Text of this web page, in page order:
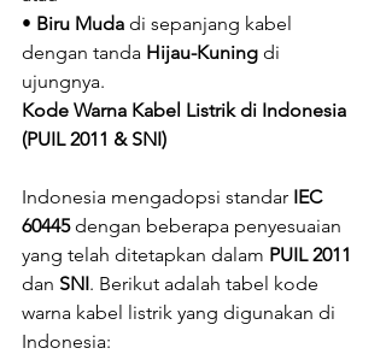
• Biru Muda di sepanjang kabel
dengan tanda Hijau-Kuning di
ujungnya.
Kode Warna Kabel Listrik di Indonesia
(PUIL 2011 & SNI)
Indonesia mengadopsi standar IEC
60445 dengan beberapa penyesuaian
yang telah ditetapkan dalam PUIL 2011
dan SNI. Berikut adalah tabel kode
warna kabel listrik yang digunakan di
Indonesia: